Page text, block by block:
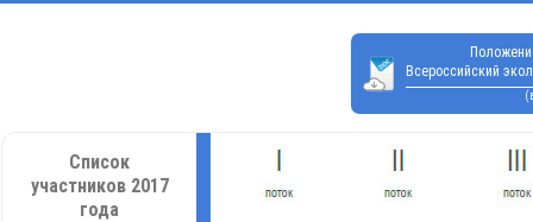
Всероссийский
Список
участников 2017
года